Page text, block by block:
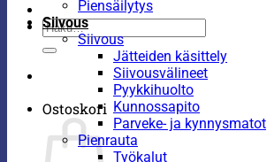
Etsi:
Ostoskori
Piensäilytys
Siivous
Siivous
Jätteiden käsittely
Siivousvälineet
Pyykkihuolto
Kunnossapito
Parveke- ja kynnysmatot
Pienrauta
Työkalut